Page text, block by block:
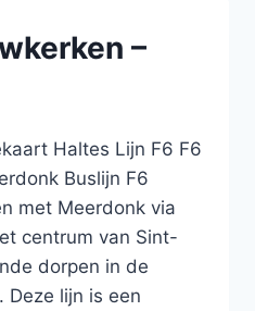
–
Haltes Lijn F6 F6
Buslijn F6
met Meerdonk via
centrum van Sint-
dorpen in de
Deze lijn is een